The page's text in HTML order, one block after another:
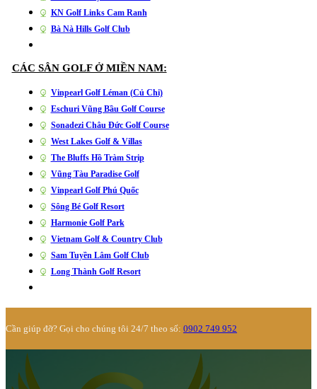
KN Golf Links Cam Ranh
Bà Nà Hills Golf Club
CÁC SÂN GOLF Ở MIỀN NAM:
Vinpearl Golf Léman (Củ Chi)
Eschuri Vũng Bầu Golf Course
Sonadezi Châu Đức Golf Course
West Lakes Golf & Villas
The Bluffs Hồ Tràm Strip
Vũng Tàu Paradise Golf
Vinpearl Golf Phú Quốc
Sông Bé Golf Resort
Harmonie Golf Park
Vietnam Golf & Country Club
Sam Tuyền Lâm Golf Club
Long Thành Golf Resort
Cần giúp đỡ? Gọi cho chúng tôi 24/7 theo số: 0902 749 952